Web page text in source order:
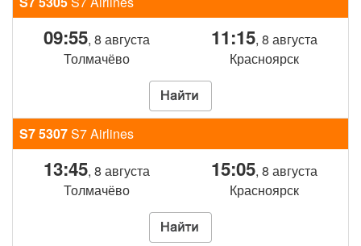
09:55, 8 августа
Толмачёво
11:15, 8 августа
Красноярск
S7 5307S7 Airlines
13:45, 8 августа
Толмачёво
15:05, 8 августа
Красноярск